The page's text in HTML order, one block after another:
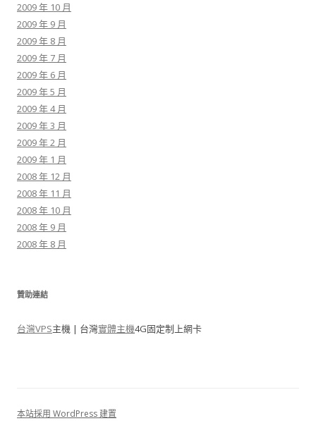
2009 年 10 月
2009 年 9 月
2009 年 8 月
2009 年 7 月
2009 年 6 月
2009 年 5 月
2009 年 4 月
2009 年 3 月
2009 年 2 月
2009 年 1 月
2008 年 12 月
2008 年 11 月
2008 年 10 月
2008 年 9 月
2008 年 8 月
贊助連結
台灣VPS主機 | 台灣實體主機4G固定制上網卡
本站採用 WordPress 建置